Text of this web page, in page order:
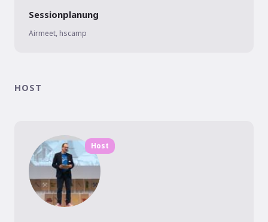
Sessionplanung
Airmeet, hscamp
HOST
Host